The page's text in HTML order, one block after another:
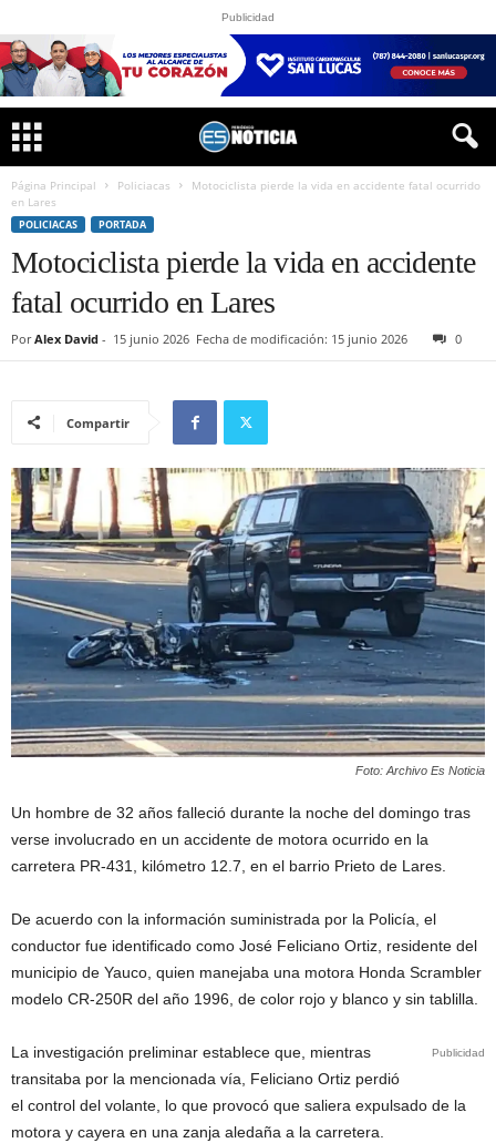
Publicidad
Página Principal Policiacas
Motociclista pierde la vida en accidente fatal ocurrido
en Lares
POLICIACAS PORTADA
Motociclista pierde la vida en accidente
fatal ocurrido en Lares
Por Alex David - 15 junio 2026 Fecha de modificación: 15 junio 2026 0
Compartir
Foto: Archivo Es Noticia
Un hombre de 32 años falleció durante la noche del domingo tras
verse involucrado en un accidente de motora ocurrido en la
carretera PR-431, kilómetro 12.7, en el barrio Prieto de Lares.
De acuerdo con la información suministrada por la Policía, el
conductor fue identificado como José Feliciano Ortiz, residente del
municipio de Yauco, quien manejaba una motora Honda Scrambler
modelo CR-250R del año 1996, de color rojo y blanco y sin tablilla.
Publicidad
La investigación preliminar establece que, mientras
transitaba por la mencionada vía, Feliciano Ortiz perdió
el control del volante, lo que provocó que saliera expulsado de la
motora y cayera en una zanja aledaña a la carretera.